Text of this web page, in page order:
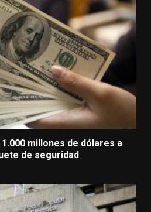
millones de dólares a
de seguridad